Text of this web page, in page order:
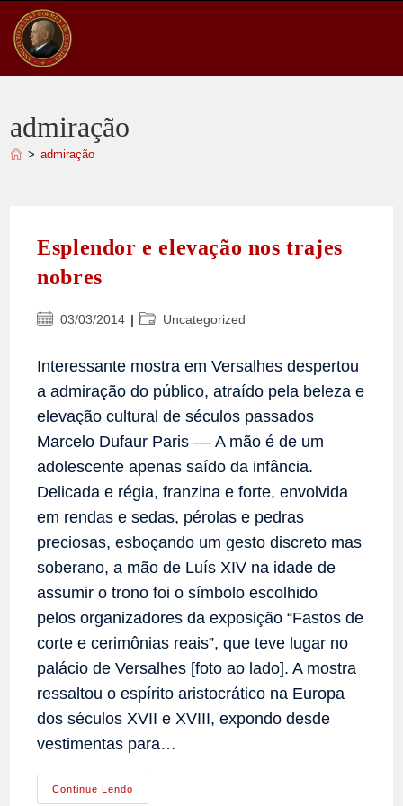
para
conteúdo
admiração
> admiração
Esplendor e elevação nos trajes
nobres
Post03/03/2014
Categoria
Uncategorized
Interessante mostra em Versalhes despertou
a admiração do público, atraído pela beleza e
elevação cultural de séculos passados
Marcelo Dufaur Paris –– A mão é de um
adolescente apenas saído da infância.
Delicada e régia, franzina e forte, envolvida
em rendas e sedas, pérolas e pedras
preciosas, esboçando um gesto discreto mas
soberano, a mão de Luís XIV na idade de
assumir o trono foi o símbolo escolhido
pelos organizadores da exposição “Fastos de
corte e cerimônias reais”, que teve lugar no
palácio de Versalhes [foto ao lado]. A mostra
ressaltou o espírito aristocrático na Europa
dos séculos XVII e XVIII, expondo desde
vestimentas para…
Continue Lendo
E